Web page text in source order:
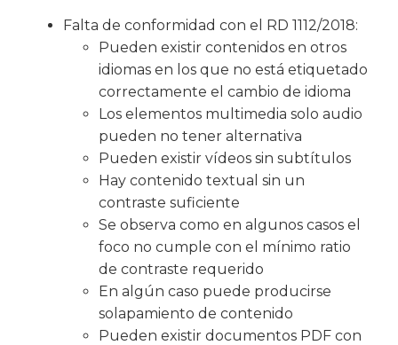
Falta de conformidad con el RD 1112/2018:
Pueden existir contenidos en otros
idiomas en los que no está etiquetado
correctamente el cambio de idioma
Los elementos multimedia solo audio
pueden no tener alternativa
Pueden existir vídeos sin subtítulos
Hay contenido textual sin un
contraste suficiente
Se observa como en algunos casos el
foco no cumple con el mínimo ratio
de contraste requerido
En algún caso puede producirse
solapamiento de contenido
Pueden existir documentos PDF con